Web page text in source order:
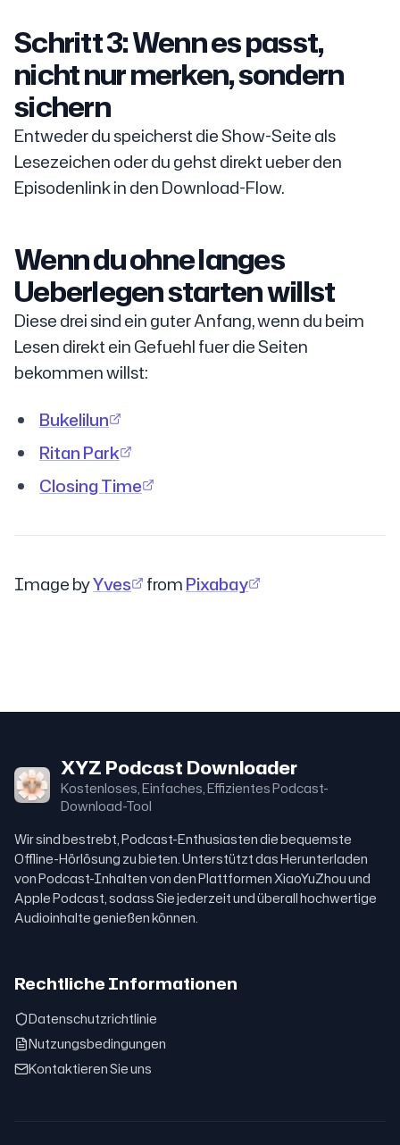
Schritt 3: Wenn es passt,
nicht nur merken, sondern
sichern
Entweder du speicherst die Show-Seite als
Lesezeichen oder du gehst direkt ueber den
Episodenlink in den Download-Flow.
Wenn du ohne langes
Ueberlegen starten willst
Diese drei sind ein guter Anfang, wenn du beim
Lesen direkt ein Gefuehl fuer die Seiten
bekommen willst:
Bukelilun
Ritan Park
Closing Time
Image byYves fromPixabay
XYZ Podcast Downloader
Kostenloses, Einfaches, Effizientes Podcast-
Download-Tool
Wir sind bestrebt, Podcast-Enthusiasten die bequemste
Offline-Hörlösung zu bieten. Unterstützt das Herunterladen
von Podcast-Inhalten von den Plattformen XiaoYuZhou und
Apple Podcast, sodass Sie jederzeit und überall hochwertige
Audioinhalte genießen können.
Rechtliche Informationen
Datenschutzrichtlinie
Nutzungsbedingungen
Kontaktieren Sie uns